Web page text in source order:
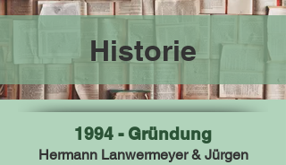
Historie
1994 - Gründung
Hermann Lanwermeyer & Jürgen